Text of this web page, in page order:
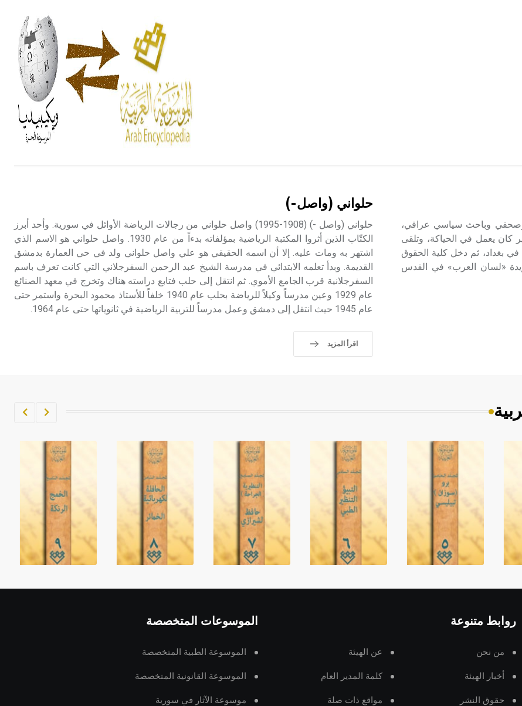
أربعة مؤلفات هي: الحكم، الأدلة، تنظيم
التغذية، ورسالته في جروح الرأس.
ويعود له الفضل بأنه حرر الطب من
الدين والفلسفة.
- هل تعلم أن المرجان إفراز حيواني
يتكون في البحر ويتركب من مادة
كربونات الكلسيوم، وهو أحمر أو شديد
الحمرة وهو أجود أنواعه، ويمتاز بكبر
الحجم ويسمى الش
الإنكليزية أب
- هل تعلم أن أبجر Abgar اسم معروف
جيداً يعود إلى عدد من الملوك الذين
حكموا مدينة إديسا (الرها) من أبجر الأول
وحتى التاسع، وهم ينتسبون إلى أسرة
أوسروين
كاتب وأديب وصحفي وباحث سياسي عراقي،
كان يعمل في الحياكة، وتلقى
في بغداد، ثم دخل كلية الحقوق
جريدة «لسان العرب» في القدس
حلواني (واصل-)
حلواني (واصل -) (1908-1995) واصل حلواني من رجالات الرياضة الأوائل في سورية. وأحد أبرز
الكتّاب الذين أثروا المكتبة الرياضية بمؤلفاته بدءاً من عام 1930. واصل حلواني هو الاسم الذي
اشتهر به ومات عليه. إلا أن اسمه الحقيقي هو علي واصل حلواني ولد في حي العمارة بدمشق
القديمة. وبدأ تعلمه الابتدائي في مدرسة الشيخ عبد الرحمن السفرجلاني التي كانت تعرف باسم
السفرجلانية قرب الجامع الأموي. ثم انتقل إلى حلب فتابع دراسته هناك وتخرج في معهد الصنائع
عام 1929 وعين مدرساً وكيلاً للرياضة بحلب عام 1940 خلفاً للأستاذ محمود البحرة واستمر حتى
عام 1945 حيث انتقل إلى دمشق وعمل مدرساً للتربية الرياضية في ثانوياتها حتى عام 1964.
اقرأ المزيد
روابط متنوعة
من نحن عن الهيئة
أخبار الهيئة كلمة المدير العام
حقوق النشر مواقع ذات صلة
الموسوعات المتخصصة
الموسوعة الطبية المتخصصة
الموسوعة القانونية المتخصصة
موسوعة الآثار في سورية